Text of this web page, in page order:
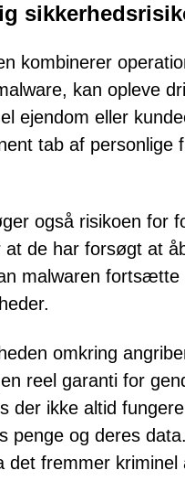
kombinerer
kan opleve
ejendom eller
tab af personlige
også risikoen for
de har forsøgt at
malwaren
omkring
reel garanti for
der ikke altid
og deres
fremmer